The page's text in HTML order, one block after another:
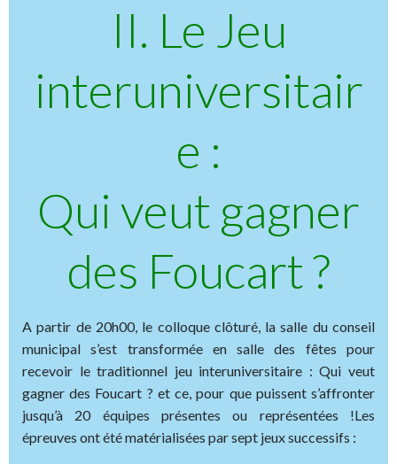
II. Le Jeu
interuniversitair
e :
Qui veut gagner
des Foucart ?
A partir de 20h00, le colloque clôturé, la salle du conseil
municipal s’est transformée en salle des fêtes pour
recevoir le traditionnel jeu interuniversitaire : Qui veut
gagner des Foucart ? et ce, pour que puissent s’affronter
jusqu’à 20 équipes présentes ou représentées !Les
épreuves ont été matérialisées par sept jeux successifs :